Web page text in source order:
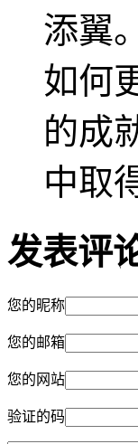
添翼
如何
的成
中取
发表评
您的昵称
您的邮箱
您的网站
验证的码